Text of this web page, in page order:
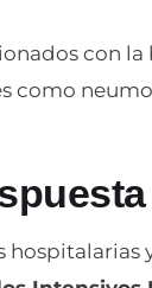
con la
como